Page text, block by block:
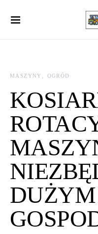
MASZYNY OGRÓD
DUŻYM